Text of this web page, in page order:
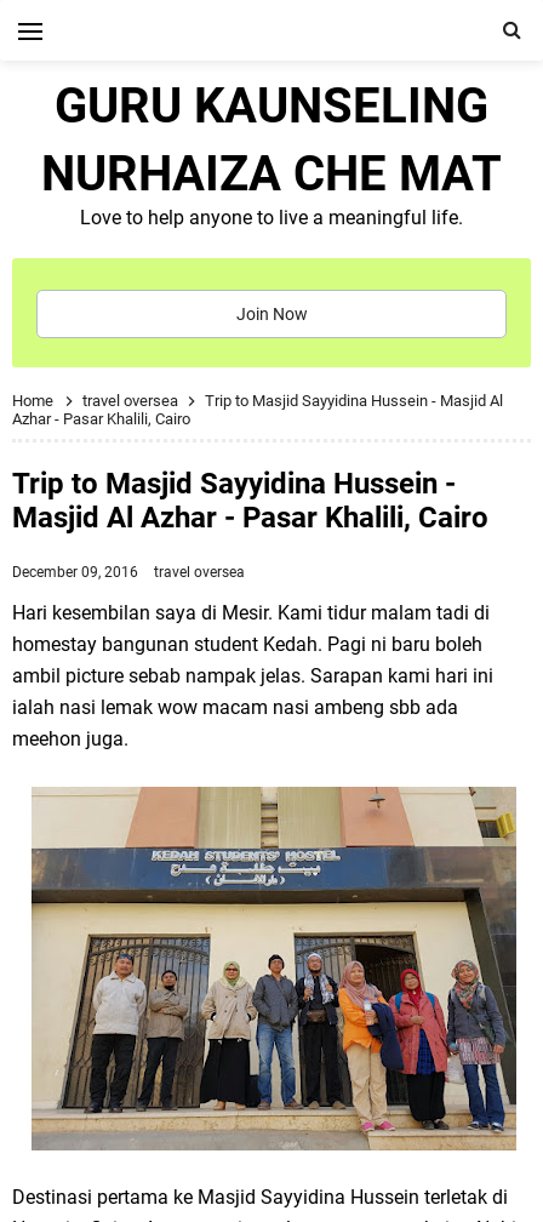
GURU KAUNSELING
NURHAIZA CHE MAT
Love to help anyone to live a meaningful life.
Join Now
Home travel oversea
Trip to Masjid Sayyidina Hussein - Masjid Al
Azhar - Pasar Khalili, Cairo
Trip to Masjid Sayyidina Hussein -
Masjid Al Azhar - Pasar Khalili, Cairo
December 09, 2016 travel oversea
Hari kesembilan saya di Mesir. Kami tidur malam tadi di
homestay bangunan student Kedah. Pagi ni baru boleh
ambil picture sebab nampak jelas. Sarapan kami hari ini
ialah nasi lemak wow macam nasi ambeng sbb ada
meehon juga.
Destinasi pertama ke Masjid Sayyidina Hussein terletak di